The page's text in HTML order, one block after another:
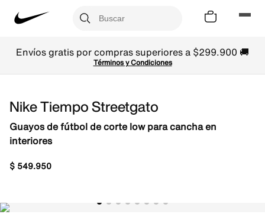
Envíos gratis por compras superiores a $299.900 🚚
Términos y Condiciones
Nike Tiempo Streetgato
Guayos de fútbol de corte low para cancha en
interiores
$ 549.950